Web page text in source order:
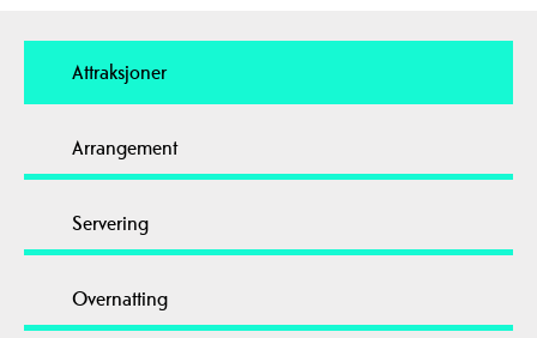
Attraksjoner
Arrangement
Servering
Overnatting